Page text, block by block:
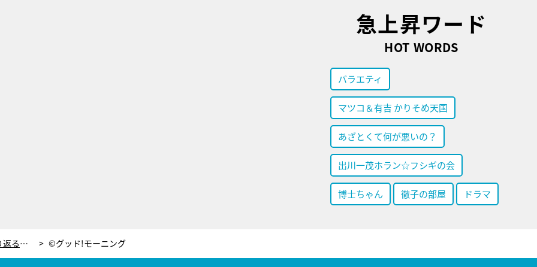
急上昇ワード
HOT WORDS
バラエティ
マツコ＆有吉 かりそめ天国
あざとくて何が悪いの？
出川一茂ホラン☆フシギの会
博士ちゃん 徹子の部屋 ドラマ
松尾由美子アナ、ノーバン始球式を振り返る！「次の登板は中365日くらい必要」 ©グッド!モーニング